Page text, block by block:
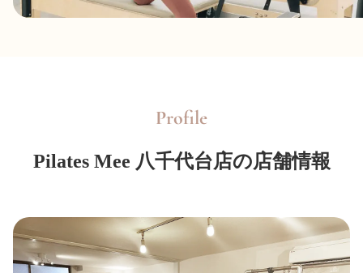
Profile
Pilates Mee 八千代台店の店舗情報